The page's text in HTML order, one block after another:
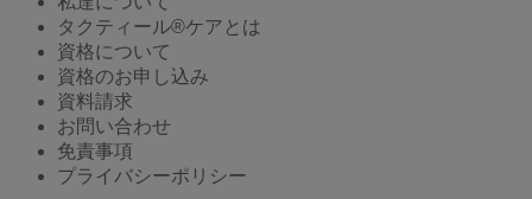
タクティール®ケアとは
資格について
資格のお申し込み
資料請求
お問い合わせ
免責事項
プライバシーポリシー